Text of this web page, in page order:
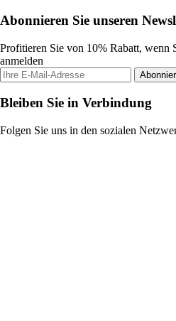
Abonnieren Sie unseren
Profitieren Sie von 10% Rabatt, wenn
anmelden
Bleiben Sie in Verbindung
Folgen Sie uns in den sozialen